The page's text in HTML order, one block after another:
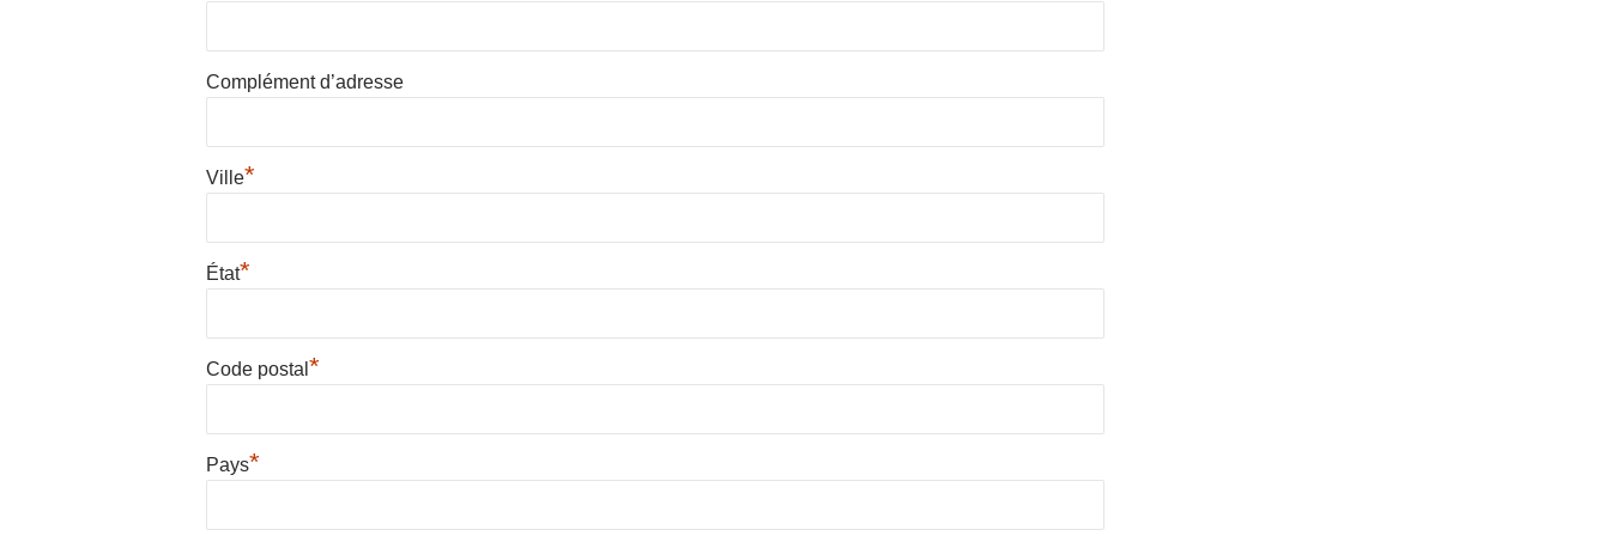
Complément d’adresse
Ville*
État*
Code postal *
Pays*